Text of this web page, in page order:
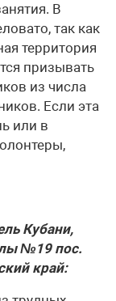
В
так как
территория
призывать
из числа
Если эта
или в
Кубани,
№19 пос.
край: